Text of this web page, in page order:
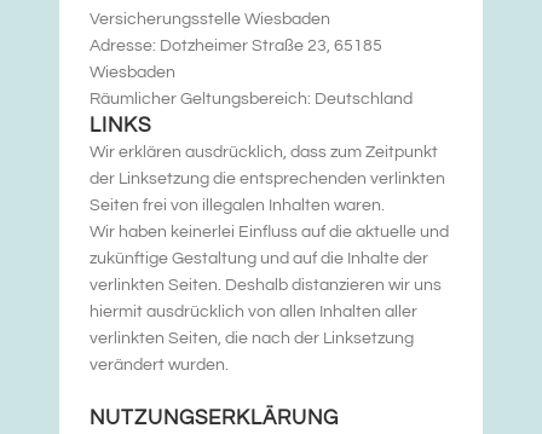
Versicherungsstelle Wiesbaden
Adresse: Dotzheimer Straße 23, 65185
Wiesbaden
Räumlicher Geltungsbereich: Deutschland
LINKS
Wir erklären ausdrücklich, dass zum Zeitpunkt
der Linksetzung die entsprechenden verlinkten
Seiten frei von illegalen Inhalten waren.
Wir haben keinerlei Einfluss auf die aktuelle und
zukünftige Gestaltung und auf die Inhalte der
verlinkten Seiten. Deshalb distanzieren wir uns
hiermit ausdrücklich von allen Inhalten aller
verlinkten Seiten, die nach der Linksetzung
verändert wurden.
NUTZUNGSERKLÄRUNG